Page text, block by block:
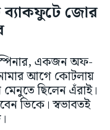
ব্যাকফুটে জোর
একজন অফ-
আগে কোটলায়
মেনুতে ছিলেন এঁরাই।
ভিকে। স্বভাবতই